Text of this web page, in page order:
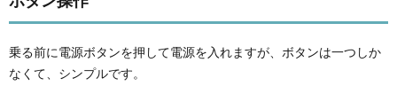
乗る前に電源ボタンを押して電源を入れますが、ボタンは一つしか
なくて、シンプルです。